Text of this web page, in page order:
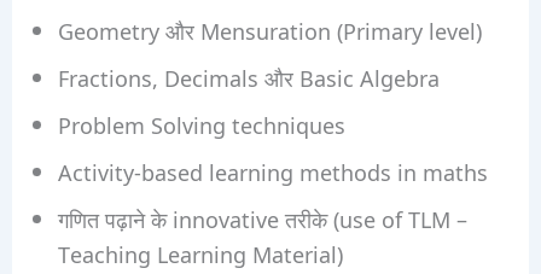
Geometry और Mensuration (Primary level)
Fractions, Decimals और Basic Algebra
Problem Solving techniques
Activity-based learning methods in maths
गणित पढ़ाने के innovative तरीके (use of TLM –
Teaching Learning Material)